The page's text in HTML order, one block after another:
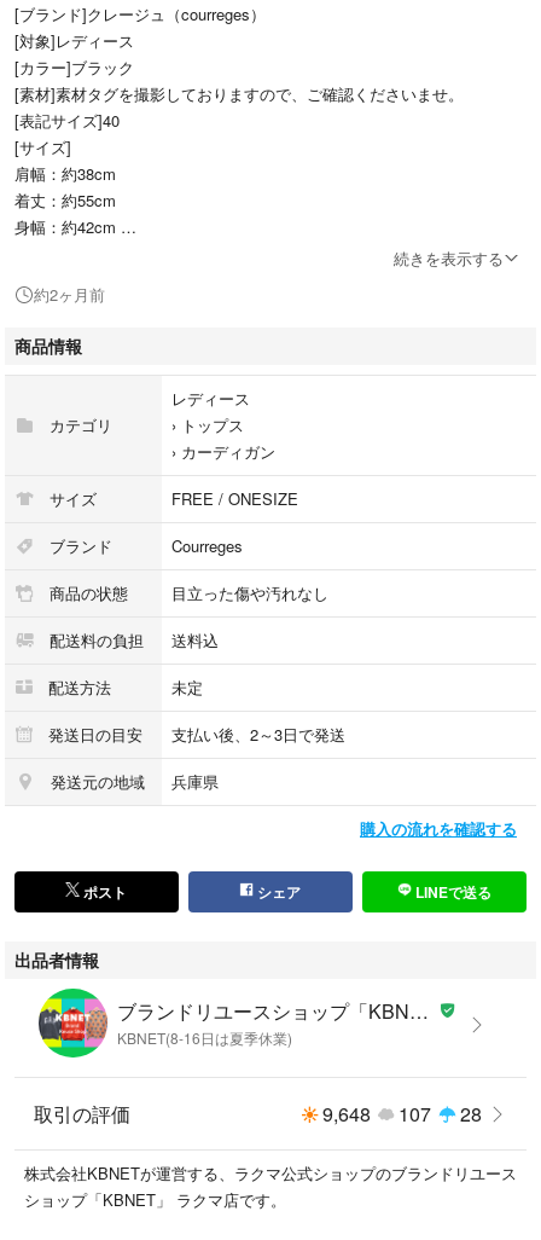
[ブランド]クレージュ（courreges）
[対象]レディース
[カラー]ブラック
[素材]素材タグを撮影しておりますので、ご確認くださいませ。
[表記サイズ]40
[サイズ]
肩幅：約38cm
着丈：約55cm
身幅：約42cm
[状態・コンディション]
目立った傷や汚れなし
特記する程のダメージはなく、状態良好なお品になります。
ダメージがある場合はできる限り、撮影しておりますので、
こちらの商品はラクマ公式パートナーのKBnetによって出品されていま
続きを表示する
約2ヶ月前
商品情報
カテゴリ
レディース
› トップス
› カーディガン
サイズ FREE / ONESIZE
ブランド Courreges
商品の状態 目立った傷や汚れなし
配送料の負担 送料込
配送方法 未定
発送日の目安 支払い後、2～3日で発送
発送元の地域 兵庫県
購入の流れを確認する
ポスト シェア LINEで送る
出品者情報
ブランドリユースショップ「KBNET」
KBNET(8-16日は夏季休業)
取引の評価 9,648 107 28
株式会社KBNETが運営する、ラクマ公式ショップのブランドリユース
ショップ「KBNET」 ラクマ店です。